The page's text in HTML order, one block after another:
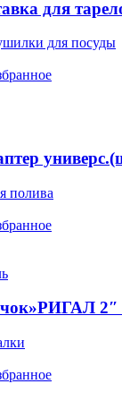
для
для посуды
полива
2″